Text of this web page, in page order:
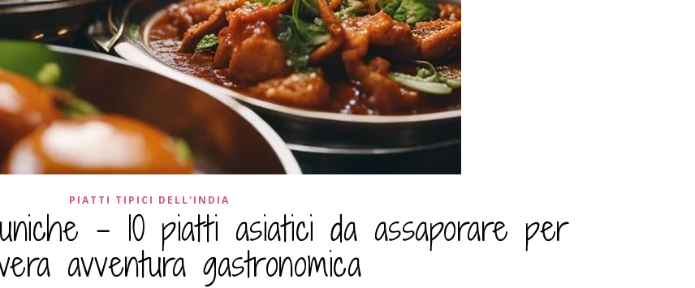
PIATTI TIPICI DELL'INDIA
– 10 piatti asiatici da assaporare per
avventura gastronomica